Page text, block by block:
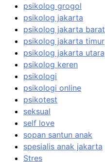
psikolog grogol
psikolog jakarta
psikolog jakarta barat
psikolog jakarta timur
psikolog jakarta utara
psikolog keren
psikologi
psikologi online
psikotest
seksual
self love
sopan santun anak
spesialis anak jakarta
Stres